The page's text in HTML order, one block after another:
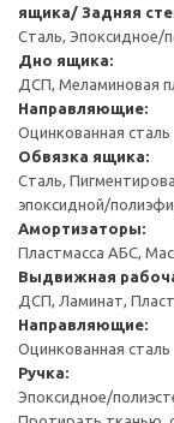
ящика/ Задняя
Сталь, Эпоксидное/
Дно ящика:
ДСП, Меламиновая
Направляющие:
Оцинкованная сталь
Обвязка ящика:
Сталь,
эпоксидной/
Амортизаторы:
Пластмасса АБС,
Выдвижная
ДСП, Ламинат,
Направляющие:
Оцинкованная сталь
Ручка:
Эпоксидное/